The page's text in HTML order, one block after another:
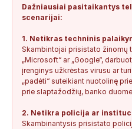
Jonas: Vivus.lt
Anonimas: Gauta SMS
NEPATIKIMAS +37060388940
Keista: Sukčių stacionaraus
+37052041945 2026-
Dažniausiai pasitaikantys
scenarijai:
1. Netikras techninis
Skambintojai prisistato žinomų
„Microsoft“ ar „Google“,
įrenginys užkrėstas virusu ar
„padėti“ suteikiant nuotolinę
prie slaptažodžių, banko
2. Netikra policija ar
Skambinantysis prisistato